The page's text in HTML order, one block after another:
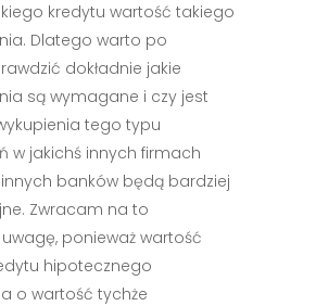
kredytu wartość takiego
Dlatego warto po
dokładnie jakie
są wymagane i czy jest
tego typu
w jakichś innych firmach
banków będą bardziej
Zwracam na to
ponieważ wartość
hipotecznego
o wartość tychże